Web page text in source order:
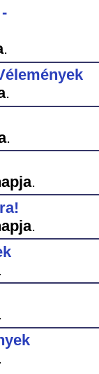
.
.
.
.
.